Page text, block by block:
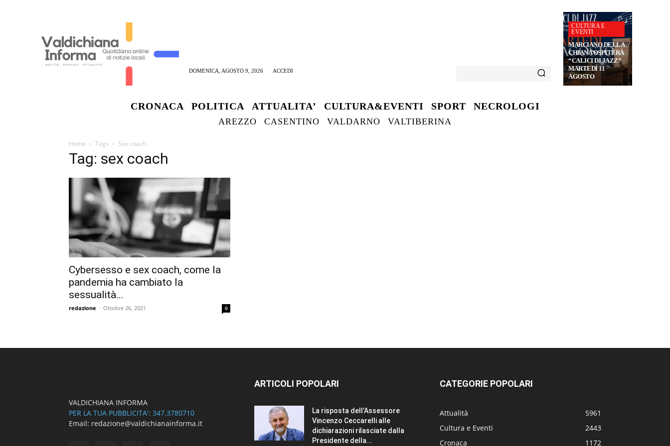
DOMENICA, AGOSTO 9, 2026 ACCEDI
CULTURA E
EVENTI
MARCIANO DELLA
CHIANA OSPITERÀ
“CALICI DI JAZZ”
MARTEDÌ 11
AGOSTO
CRONACA POLITICA ATTUALITA’ CULTURA&EVENTI SPORT NECROLOGI
AREZZO CASENTINO VALDARNO VALTIBERINA
Home Tags Sex coach
Tag: sex coach
Cybersesso e sex coach, come la
pandemia ha cambiato la
sessualità...
redazione - Ottobre 26, 2021 0
VALDICHIANA INFORMA
PER LA TUA PUBBLICITA': 347.3780710
Email: redazione@valdichianainforma.it
ARTICOLI POPOLARI
La risposta dell’Assessore
Vincenzo Ceccarelli alle
dichiarazioni rilasciate dalla
Presidente della...
CATEGORIE POPOLARI
Attualità
5961
Cultura e Eventi
2443
Cronaca
1172